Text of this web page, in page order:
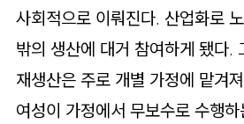
사회적으로 이뤄진다. 산업화로
밖의 생산에 대거 참여하게 됐다.
재생산은 주로 개별 가정에 맡겨
여성이 가정에서 무보수로 수행